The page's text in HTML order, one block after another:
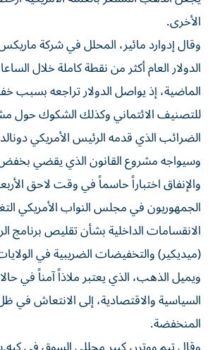
الأخرى.
وقال إدوارد مائير، المحلل في شركة
الدولار العام أكثر من نقطة كاملة خلال
الماضية، إذ يواصل الدولار تراجعه بسبب
للتصنيف الائتماني وكذلك الشكوك حول
الضرائب الذي قدمه الرئيس الأمريكي
وسيواجه مشروع القانون الذي يقضي
والإنفاق اختباراً حاسماً في وقت لاحق
الجمهوريون في مجلس النواب الأمريكي
الانقسامات الداخلية بشأن تقليص برنامج
(ميديكير) والتخفيضات الضريبية في
ويميل الذهب، الذي يعتبر ملاذاً آمناً في
السياسية والاقتصادية، إلى الانتعاش في
المنخفضة.